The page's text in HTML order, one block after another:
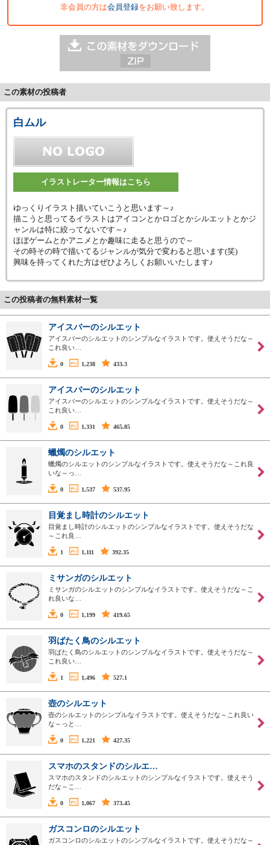
非会員の方は会員登録をお願い致します。
この素材の投稿者
白ムル
イラストレーター情報はこちら
ゆっくりイラスト描いていこうと思います～♪
描こうと思ってるイラストはアイコンとかロゴとかシルエットとかジ
ャンルは特に絞ってないです～♪
ほぼゲームとかアニメとか趣味に走ると思うので～
その時その時で描いてるジャンルが気分で変わると思います(笑)
興味を持ってくれた方はぜひよろしくお願いいたします♪
この投稿者の無料素材一覧
アイスバーのシルエット
アイスバーのシルエットのシンプルなイラストです。使えそうだな～
これ良い…
0 1,238 433.3
アイスバーのシルエット
アイスバーのシルエットのシンプルなイラストです。使えそうだな～
これ良い…
0 1,331 465.85
蠟燭のシルエット
蠟燭のシルエットのシンプルなイラストです。使えそうだな～これ良
いな～っ…
0 1,537 537.95
目覚まし時計のシルエット
目覚まし時計のシルエットのシンプルなイラストです。使えそうだな
～これ良…
1 1,111 392.35
ミサンガのシルエット
ミサンガのシルエットのシンプルなイラストです。使えそうだな～こ
れ良いな…
0 1,199 419.65
羽ばたく鳥のシルエット
羽ばたく鳥のシルエットのシンプルなイラストです。使えそうだな～
これ良い…
1 1,496 527.1
壺のシルエット
壺のシルエットのシンプルなイラストです。使えそうだな～これ良い
な～っと…
0 1,221 427.35
スマホのスタンドのシルエ…
スマホのスタンドのシルエットのシンプルなイラストです。使えそう
だな～こ…
0 1,067 373.45
ガスコンロのシルエット
ガスコンロのシルエットのシンプルなイラストです。使えそうだな～